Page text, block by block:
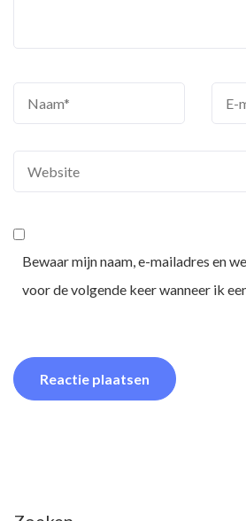
Bewaar mijn naam, e-mailadres en
voor de volgende keer wanneer ik